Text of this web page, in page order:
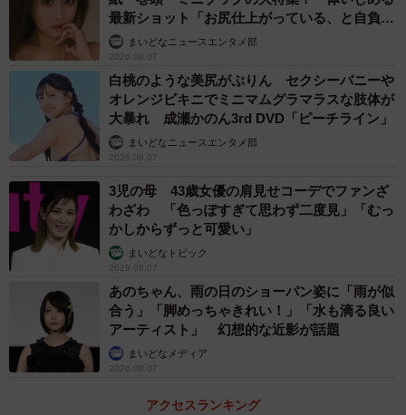
ています。そこには「蛍光灯器具はそのまま、安易にラン
プだけＬＥＤに交換すると火災などの重大事故につながる
恐れがあります」と書かれており、蛍光灯器具にＬＥＤに
そのまま取り付けたために焼損したランプの画像が載って
います。
器具はそのままで、蛍光灯をＬＥＤランプに交換するとこんなリスクが
あります（提供：パナソニック）
nobさんにお話を聞くと、「説明書に機器をそのまま自分
で交換できると書いてある製品がホームセンターなどに多
を選ぶしかなくなり、方式が違うのに自分で交換すること
最新ショット「お尻仕上がっている、と自負し
ています」「いくつになっても理想の身体でい
たい」
まいどなニュースエンタメ部
2026.08.07
白桃のような美尻がぷりん セクシーバニーや
オレンジビキニでミニマムグラマラスな肢体が
大暴れ 成瀬かのん3rd DVD「ピーチライン」
まいどなニュースエンタメ部
2026.08.07
3児の母 43歳女優の肩見せコーデでファンざ
わざわ 「色っぽすぎて思わず二度見」「むっ
かしからずっと可愛い」
まいどなトピック
2026.08.07
あのちゃん、雨の日のショーパン姿に「雨が似
合う」「脚めっちゃきれい！」「水も滴る良い
アーティスト」 幻想的な近影が話題
まいどなメディア
2026.08.07
アクセスランキング